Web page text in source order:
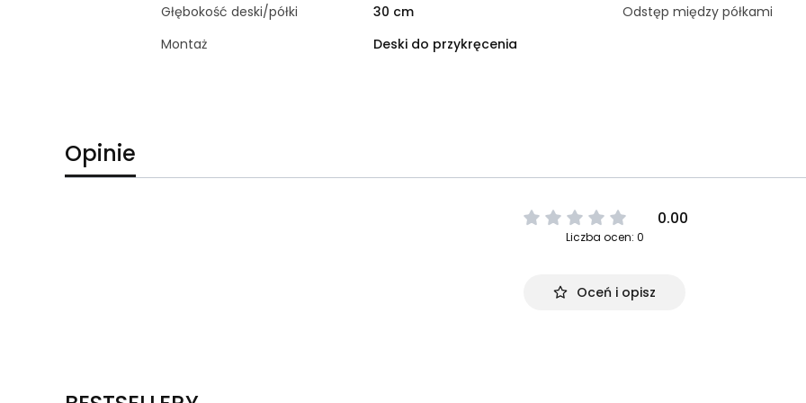
Głębokość deski/półki
30 cm Odstęp między półkami
Montaż
Deski do przykręcenia
Opinie
0.00
Liczba ocen: 0
Oceń i opisz